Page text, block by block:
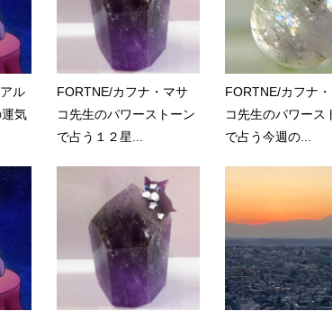
ル
気
FORTNE/カフナ・マサ
コ先生のパワーストーン
で占う１２星...
FORTNE/カフナ
コ先生のパワース
で占う今週の...